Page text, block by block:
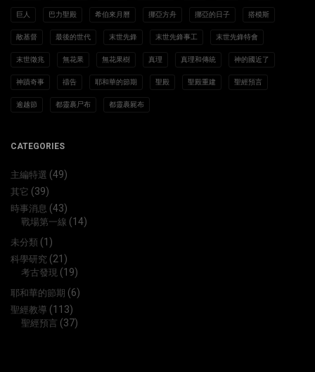
巨人 巴力聖殿 希伯來月曆 挪亞方舟 挪亞的日子 搭模斯
敵基督 最後的世代 末世先鋒 末世先鋒事工 末世先鋒特會
末世徵兆 無花果 無花果樹 真理 真理和傳統 神的國近了
神蹟奇事 禱告 耶和華的節期 聖殿 聖殿重建 聖經預言
逾越節 都靈裹尸布 都靈裹屍布
CATEGORIES
主編特選 (49)
其它 (39)
時事消息 (43)
戰場第一線 (14)
未分類 (1)
科學研究 (21)
考古發現 (19)
耶和華的節期 (6)
聖經教導 (113)
聖經預言 (37)